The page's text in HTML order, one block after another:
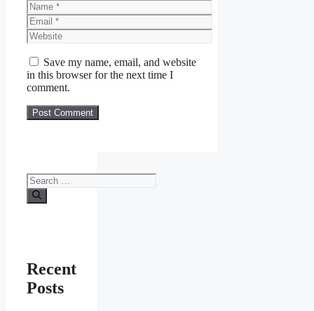
Name
Email
Website
Save my name, email, and website
in this browser for the next time I
comment.
Search
for:
Recent
Posts